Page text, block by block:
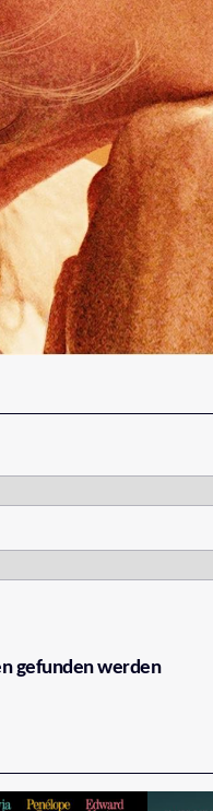
gefunden werden